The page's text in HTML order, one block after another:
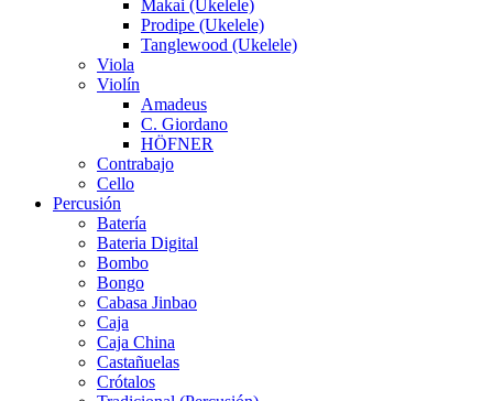
Makai (Ukelele)
Prodipe (Ukelele)
Tanglewood (Ukelele)
Viola
Violín
Amadeus
C. Giordano
HÖFNER
Contrabajo
Cello
Percusión
Batería
Bateria Digital
Bombo
Bongo
Cabasa Jinbao
Caja
Caja China
Castañuelas
Crótalos